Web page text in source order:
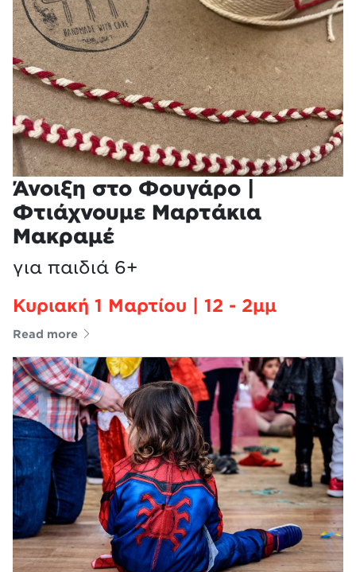
Άνοιξη στο Φουγάρο |
Φτιάχνουμε Μαρτάκια
Μακραμέ
Κυριακή 1 Μαρτίου | 12 - 2μμ
για παιδιά 6+
Read more